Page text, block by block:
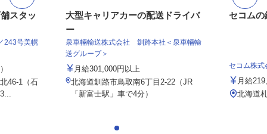
スタッ
243号美幌
46-1（石
大型キャリアカーの配送ドライバ
ー
泉車輛輸送株式会社 釧路本社＜泉車輛輸
送グループ＞
月給301,000円以上
北海道釧路市鳥取南6丁目2-22（JR
「新富士駅」車で4分）
セコムの
セコム株式
月給
北海道